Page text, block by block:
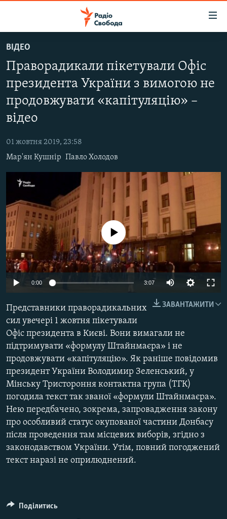
до
основного
матеріалу
Перейти
до
основної
Перейти
до
РАДІО СВОБОДА – 70 РОКІВ
ВСЕ ЗА ДОБУ
СТАТТІ
ПОЛІТИКА
СУСПІЛЬСТВО
КУЛЬТУРА
СПОРТ
УКРАЇНА
СВІТ
ВІЙНА
РОСІЙСЬКА «ФІЛЬТРАЦІЯ»
ДОНБАС.РЕАЛІЇ
КРИМ.РЕАЛІЇ
ТИ ЯК?
СХЕМИ
КИТАЙ.ВИКЛИКИ
МУЛЬТИМЕДІА
ФОТО
СПЕЦПРОЄКТИ
ПОДКАСТИ
КРИМ РЕАЛІЇ
РУС
УКР
КТАТ
ДОЛУЧАЙСЯ!
Усі сайти RFE/RL
ВІДЕО
Праворадикали пікетували Офіс
президента України з вимогою не
продовжувати «капітуляцію» –
відео
01 жовтня 2019, 23:58
Мар'ян Кушнір Павло Холодов
No media source currently available
0:00 3:07
ЗАВАНТАЖИТИ
Представники праворадикальних
сил увечері 1 жовтня пікетували
Офіс президента в Києві. Вони вимагали не
підтримувати «формулу Штайнмаєра» і не
продовжувати «капітуляцію». Як раніше повідомив
президент України Володимир Зеленський, у
Мінську Тристороння контактна група (ТГК)
погодила текст так званої «формули Штайнмаєра».
Нею передбачено, зокрема, запровадження закону
про особливий статус окупованої частини Донбасу
після проведення там місцевих виборів, згідно з
законодавством України. Утім, повний погоджений
текст наразі не оприлюднений.
Поділитись